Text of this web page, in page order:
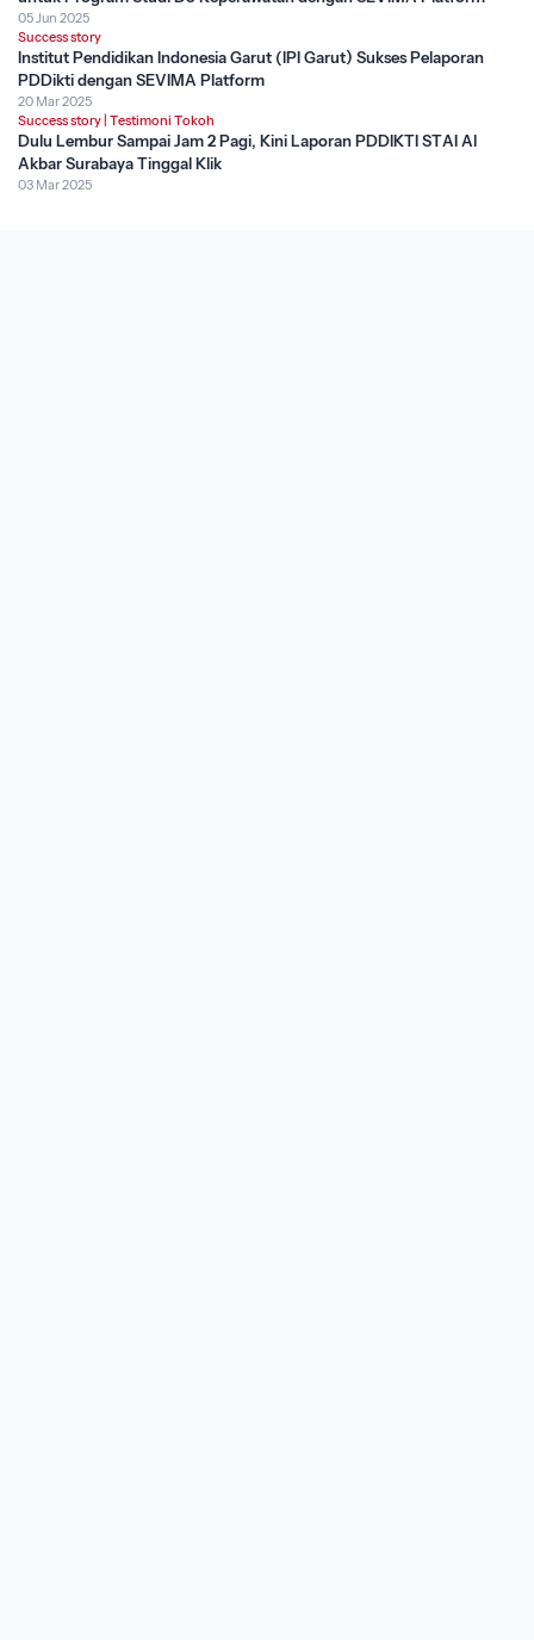
05 Jun 2025
Success story
Institut Pendidikan Indonesia Garut (IPI Garut) Sukses Pelaporan
PDDikti dengan SEVIMA Platform
20 Mar 2025
Success story Testimoni Tokoh
Dulu Lembur Sampai Jam 2 Pagi, Kini Laporan PDDIKTI STAI Al
Akbar Surabaya Tinggal Klik
03 Mar 2025